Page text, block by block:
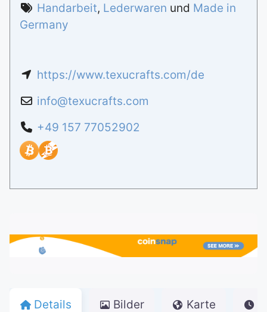
Handarbeit, Lederwaren und Made in
Germany
https://www.texucrafts.com/de
info@texucrafts.com
+49 157 77052902
Details Bilder Karte